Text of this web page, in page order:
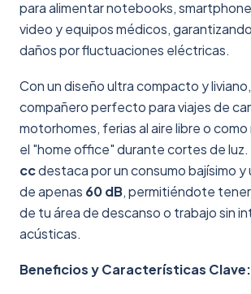
para alimentar notebooks,
video y equipos médicos,
daños por fluctuaciones eléctricas.
Con un diseño ultra compacto y
compañero perfecto para viajes de
motorhomes, ferias al aire libre o
el "home office" durante cortes de
ccdestaca por un consumo bajísimo y
de apenas 60 dB, permitiéndote
de tu área de descanso o trabajo sin
acústicas.
Beneficios y Características Clave: